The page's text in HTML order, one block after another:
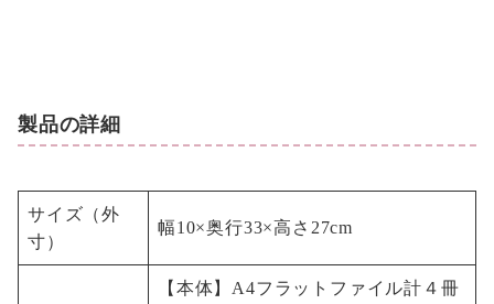
製品の詳細
サイズ（外
寸）
幅10×奥行33×高さ27cm
【本体】A4フラットファイル計４冊